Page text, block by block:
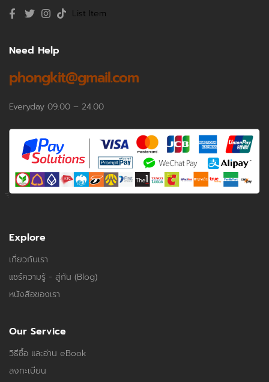
List Item
Need Help
phongkit@gmail.com
Everyday 09.00 – 24.00
Explore
เกี่ยวกับเรา
แชร์ความรู้ - สู่กัน (Blog)
หนังสือของเรา
Our Service
วิธีซื้อ และอ่าน eBook
ลงทะเบียน